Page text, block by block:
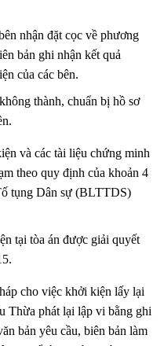
nhận đặt cọc về phương
bản ghi nhận kết quả
của các bên.
thành, chuẩn bị hồ sơ
và các tài liệu chứng minh
theo quy định của khoản 4
tụng Dân sự (BLTTDS)
tại tòa án được giải quyết
cho việc khởi kiện lấy lại
Thừa phát lại lập vi bằng ghi
bản yêu cầu, biên bản làm